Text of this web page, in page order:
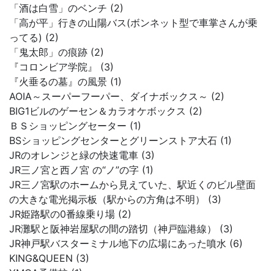
「酒は白雪」のベンチ (2)
「高が平」行きの山陽バス(ボンネット型で車掌さんが乗
ってる) (2)
「鬼太郎」の痕跡 (2)
『コロンビア学院』 (3)
『火垂るの墓』の風景 (1)
AOIA～スーパーフーパー、ダイナボックス～ (2)
BIG1ビルのゲーセン＆カラオケボックス (2)
ＢＳショッピングセーター (1)
BSショッピングセンターとグリーンストア大石 (1)
JRのオレンジと緑の快速電車 (3)
JR三ノ宮と西ノ宮 の“ノ”の字 (1)
JR三ノ宮駅のホームから見えていた、駅近くのビル壁面
の大きな電光掲示板（駅からの方角は不明） (3)
JR姫路駅の0番線乗り場 (2)
JR灘駅と阪神岩屋駅の間の踏切（神戸臨港線） (3)
JR神戸駅バスターミナル地下の広場にあった噴水 (6)
KING&QUEEN (3)